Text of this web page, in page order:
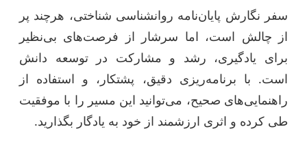
سفر نگارش پایان‌نامه روانشناسی شناختی، هرچند پر
از چالش است، اما سرشار از فرصت‌های بی‌نظیر
برای یادگیری، رشد و مشارکت در توسعه دانش
است. با برنامه‌ریزی دقیق، پشتکار، و استفاده از
راهنمایی‌های صحیح، می‌توانید این مسیر را با موفقیت
طی کرده و اثری ارزشمند از خود به یادگار بگذارید.